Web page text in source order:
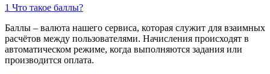
1 Что такое баллы?
Баллы – валюта нашего сервиса, которая служит для взаимных
расчётов между пользователями. Начисления происходят в
автоматическом режиме, когда выполняются задания или
производится оплата.